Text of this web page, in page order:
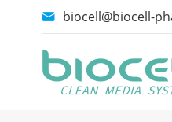
 biocell@biocell-